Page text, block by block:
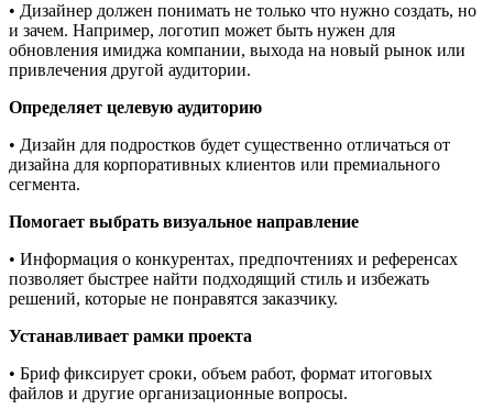
• Дизайнер должен понимать не только что нужно создать, но
и зачем. Например, логотип может быть нужен для
обновления имиджа компании, выхода на новый рынок или
привлечения другой аудитории.
Определяет целевую аудиторию
• Дизайн для подростков будет существенно отличаться от
дизайна для корпоративных клиентов или премиального
сегмента.
Помогает выбрать визуальное направление
• Информация о конкурентах, предпочтениях и референсах
позволяет быстрее найти подходящий стиль и избежать
решений, которые не понравятся заказчику.
Устанавливает рамки проекта
• Бриф фиксирует сроки, объем работ, формат итоговых
файлов и другие организационные вопросы.